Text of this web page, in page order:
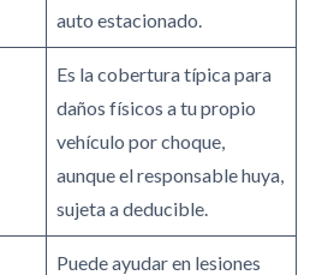
auto estacionado.
Es la cobertura típica para
daños físicos a tu propio
vehículo por choque,
aunque el responsable huya,
sujeta a deducible.
Puede ayudar en lesiones